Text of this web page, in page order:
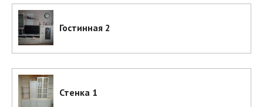
Гостинная 2
Стенка 1